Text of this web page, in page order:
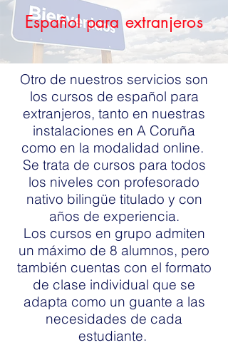
Español para extranjeros
Otro de nuestros servicios son
los cursos de español para
extranjeros, tanto en nuestras
instalaciones en A Coruña
como en la modalidad online.
Se trata de cursos para todos
los niveles con profesorado
nativo bilingüe titulado y con
años de experiencia.
Los cursos en grupo admiten
un máximo de 8 alumnos, pero
también cuentas con el formato
de clase individual que se
adapta como un guante a las
necesidades de cada
estudiante.